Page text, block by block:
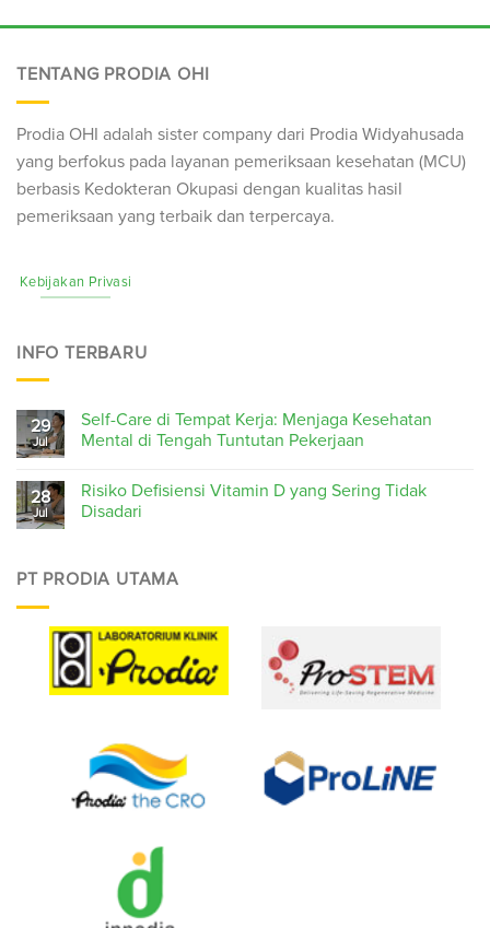
TENTANG PRODIA OHI
Prodia OHI adalah sister company dari Prodia Widyahusada
yang berfokus pada layanan pemeriksaan kesehatan (MCU)
berbasis Kedokteran Okupasi dengan kualitas hasil
pemeriksaan yang terbaik dan terpercaya.
Kebijakan Privasi
INFO TERBARU
29
Jul
Self-Care di Tempat Kerja: Menjaga Kesehatan
Mental di Tengah Tuntutan Pekerjaan
28
Jul
Risiko Defisiensi Vitamin D yang Sering Tidak
Disadari
PT PRODIA UTAMA